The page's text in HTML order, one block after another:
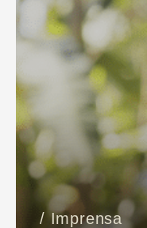
/ Imprensa